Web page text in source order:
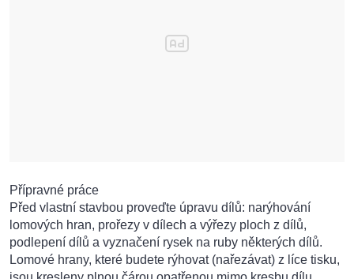
Přípravné práce
Před vlastní stavbou proveďte úpravu dílů: narýhování
lomových hran, prořezy v dílech a výřezy ploch z dílů,
podlepení dílů a vyznačení rysek na ruby některých dílů.
Lomové hrany, které budete rýhovat (nařezávat) z líce tisku,